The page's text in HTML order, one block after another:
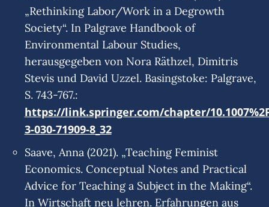
„Rethinking Labor/Work in a Degrowth
Society“. In Palgrave Handbook of
Environmental Labour Studies,
herausgegeben von Nora Räthzel, Dimitris
Stevis und David Uzzel. Basingstoke: Palgrave,
S. 743-767.:
https://link.springer.com/chapter/
3-030-71909-8_32
Saave, Anna (2021). „Teaching Feminist
Economics. Conceptual Notes and Practical
Advice for Teaching a Subject in the Making“.
In Wirtschaft neu lehren. Erfahrungen aus